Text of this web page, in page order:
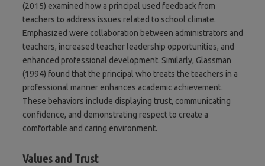
(2015) examined how a principal used feedback from
teachers to address issues related to school climate.
Emphasized were collaboration between administrators and
teachers, increased teacher leadership opportunities, and
enhanced professional development. Similarly, Glassman
(1994) found that the principal who treats the teachers in a
professional manner enhances academic achievement.
These behaviors include displaying trust, communicating
confidence, and demonstrating respect to create a
comfortable and caring environment.
Values and Trust